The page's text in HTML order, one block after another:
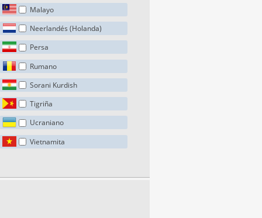
Malayo
Neerlandés (Holanda)
Persa
Rumano
Sorani Kurdish
Tigriña
Ucraniano
Vietnamita